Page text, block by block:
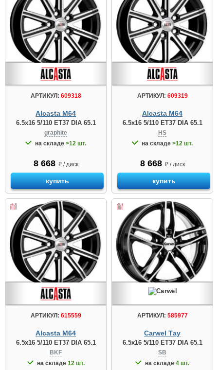
АРТИКУЛ: 609318
Alcasta M64
6.5x16 5/110 ET37 DIA 65.1
graphite
на складе >12 шт.
8 668 ₽ / диск
купить
АРТИКУЛ: 609319
Alcasta M64
6.5x16 5/110 ET37 DIA 65.1
HS
на складе >12 шт.
8 668 ₽ / диск
купить
АРТИКУЛ: 615559
Alcasta M64
6.5x16 5/110 ET37 DIA 65.1
BKF
на складе 12 шт.
АРТИКУЛ: 585977
Carwel Тау
6.5x16 5/110 ET37 DIA 65.1
SB
на складе 4 шт.